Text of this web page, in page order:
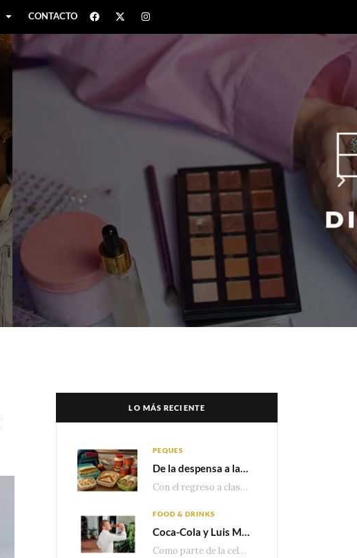
CONTACTO
LO MÁS RECIENTE
PEQUES
De la despensa a la lonchera: ideas rápidas para el regreso a clases
Con el regreso a clases cada vez más cerca, las familias comienzan a reorganizar horarios,…
FOOD & DRINKS
Coca-Cola y Luis Miguel estrenan el comercial que celebra 100 años de historia junto a México
Como parte de la celebración por sus primeros 100 años enMéxico, Coca-Cola presenta hoy el…